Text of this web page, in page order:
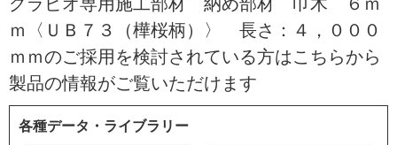
ｍ〈ＵＢ７３（樺桜柄）〉 長さ：４，０００
ｍｍのご採用を検討されている方はこちらから
製品の情報がご覧いただけます
各種データ・ライブラリー